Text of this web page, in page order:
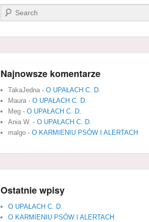
Szukaj
Najnowsze komentarze
TakaJedna - O UPAŁACH C. D.
Maura - O UPAŁACH C. D.
Meg - O UPAŁACH C. D.
Ania W. - O UPAŁACH C. D.
malgo - O KARMIENIU PSÓW I ALERTACH
Ostatnie wpisy
O UPAŁACH C. D.
O KARMIENIU PSÓW I ALERTACH